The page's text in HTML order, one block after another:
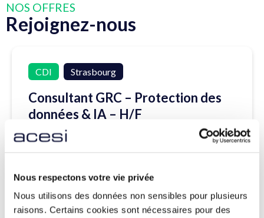
Nous respectons votre vie privée
Nous utilisons des données non sensibles pour plusieurs
raisons. Certains cookies sont nécessaires pour des
NOS OFFRES
Rejoignez-nous
CDI Strasbourg
Consultant GRC – Protection des
données & IA – H/F
Voir l’offre
CDI Lille